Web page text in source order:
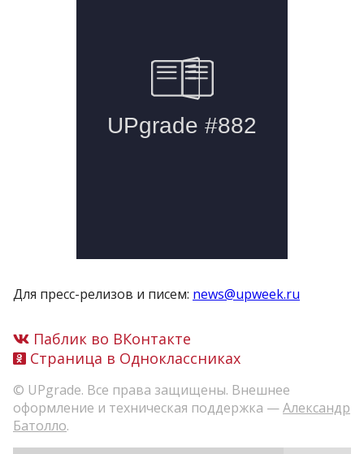
Для пресс-релизов и писем: news@upweek.ru
Паблик во ВКонтакте
Страница в Одноклассниках
© UPgrade. Все права защищены. Внешнее
оформление и техническая поддержка —Александр
Батолло.